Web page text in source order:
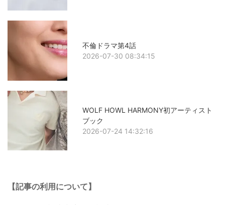
不倫ドラマ第4話
2026-07-30 08:34:15
WOLF HOWL HARMONY初アーティスト
ブック
2026-07-24 14:32:16
【記事の利用について】